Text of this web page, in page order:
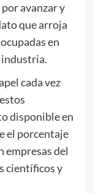
avanzar y
que arroja
en
industria.
cada vez
disponible en
el porcentaje
empresas del
científicos y